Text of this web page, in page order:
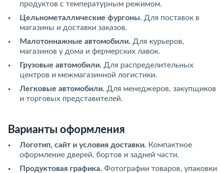
продуктов с температурным режимом.
Цельнометаллические фургоны. Для поставок в
магазины и доставки заказов.
Малотоннажные автомобили. Для курьеров,
магазинов у дома и фермерских лавок.
Грузовые автомобили. Для распределительных
центров и межмагазинной логистики.
Легковые автомобили. Для менеджеров, закупщиков
и торговых представителей.
Варианты оформления
Логотип, сайт и условия доставки. Компактное
оформление дверей, бортов и задней части.
Продуктовая графика. Фотографии товаров, упаковки